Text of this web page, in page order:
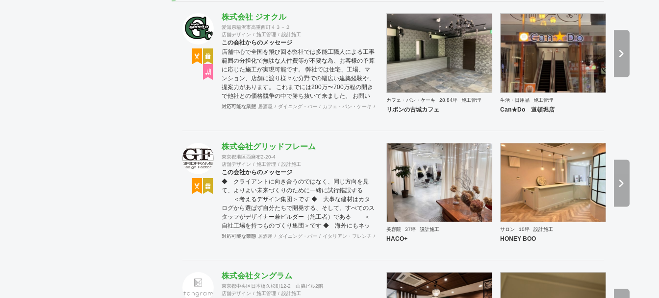
株式会社 ジオクル
愛知県稲沢市高重西町４３－２
店舗デザイン
施工管理 設計施工
この会社からのメッセージ
店舗中心で全国を飛び回る弊社では多能工職人による工事
範囲の分担化で無駄な人件費等が不要な為、お客様の予算
に応じた施工が実現可能です。 弊社では住宅、工場、マ
ンション、店舗に渡り様々な分野での幅広い建築経験や、
提案力があります。 これまでには200万〜700万程の開き
で他社との価格競争の中で勝ち抜いて来ました。 お問い
合わせは メール（tenperhide31@icloud.com）からも承
対応可能な業態 居酒屋 ダイニング・バー カフェ・パン・ケーキ 和食・寿司 焼肉・中華料理・韓国料理 イベントブース・ショールーム
カフェ・パン・ケーキ 28.84坪 施工管理
リボンの古城カフェ
生活・日用品 施工管理
Can★Do 道頓堀店
株式会社グリッドフレーム
東京都港区西麻布2-20-4
店舗デザイン
施工管理 設計施工
この会社からのメッセージ
◆ クライアントに向き合うのではなく、同じ方向を見
て、よりよい未来づくりのために一緒に試行錯誤する
＜考えるデザイン集団＞です ◆ 大事な建材はカタ
ログから選ばず自分たちで開発する、そして、すべてのス
タッフがデザイナー兼ビルダー（施工者）である ＜
自社工場を持つものづくり集団＞です ◆ 海外にもネッ
トワークを持ち、英語や中国語に堪能なスタッフたちが、
案件、施工案件、造作物制作など、多様な請負形態が可能
が可能で、例えば通常デザイン性とは無縁な特定防火設備
（鉄扉）などにも高いデザイン性を施すことも可能です。
GRIDFRAME とりかえのきかない空間
対応可能な業態 居酒屋 ダイニング・バー イタリアン・フレンチ カフェ・パン・ケーキ 和食・寿司 焼肉・中華料理・韓国料理
美容院 37坪 設計施工
HACO+
サロン 10坪 設計施工
HONEY BOO
株式会社タングラム
東京都中央区日本橋久松町12-2 山脇ビル2階
店舗デザイン
施工管理 設計施工